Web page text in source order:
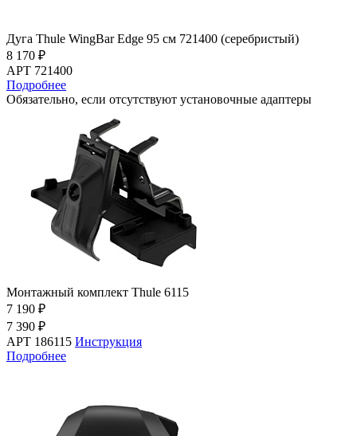
Дуга Thule WingBar Edge 95 см 721400 (серебристый)
8 170 ₽
АРТ 721400
Подробнее
Обязательно, если отсутствуют установочные адаптеры
Монтажный комплект Thule 6115
7 190 ₽
7 390 ₽
АРТ 186115 Инструкция
Подробнее